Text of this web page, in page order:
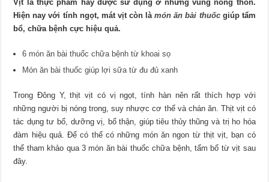
Vịt là thực phẩm hay được sử dụng ở những vùng nông thôn.
Hiện nay với tính ngọt, mát vịt còn làmón ăn bài thuốcgiúp tẩm
bổ, chữa bệnh cực hiệu quả.
6 món ăn bài thuốc chữa bệnh từ khoai sọ
Món ăn bài thuốc giúp lợi sữa từ đu đủ xanh
Trong Đông Y, thịt vịt có vị ngọt, tính hàn nên rất thích hợp với
những người bị nóng trong, suy nhược cơ thể và chán ăn. Thịt vịt có
tác dụng tư bổ, dưỡng vị, bổ thận, giúp tiêu thủy thũng và trị ho hóa
đàm hiệu quả. Để có thể có những món ăn ngon từ thịt vịt, bạn có
thể tham khảo qua 3 món ăn bài thuốc chữa bệnh, tẩm bổ từ vịt sau
đây.